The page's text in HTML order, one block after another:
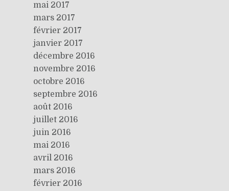
mai 2017
mars 2017
février 2017
janvier 2017
décembre 2016
novembre 2016
octobre 2016
septembre 2016
août 2016
juillet 2016
juin 2016
mai 2016
avril 2016
mars 2016
février 2016